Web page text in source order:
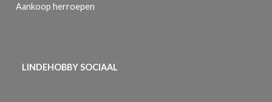
Aankoop herroepen
LINDEHOBBY SOCIAAL